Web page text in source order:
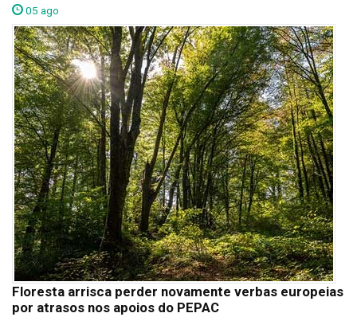
05 ago
Floresta arrisca perder novamente verbas europeias
por atrasos nos apoios do PEPAC